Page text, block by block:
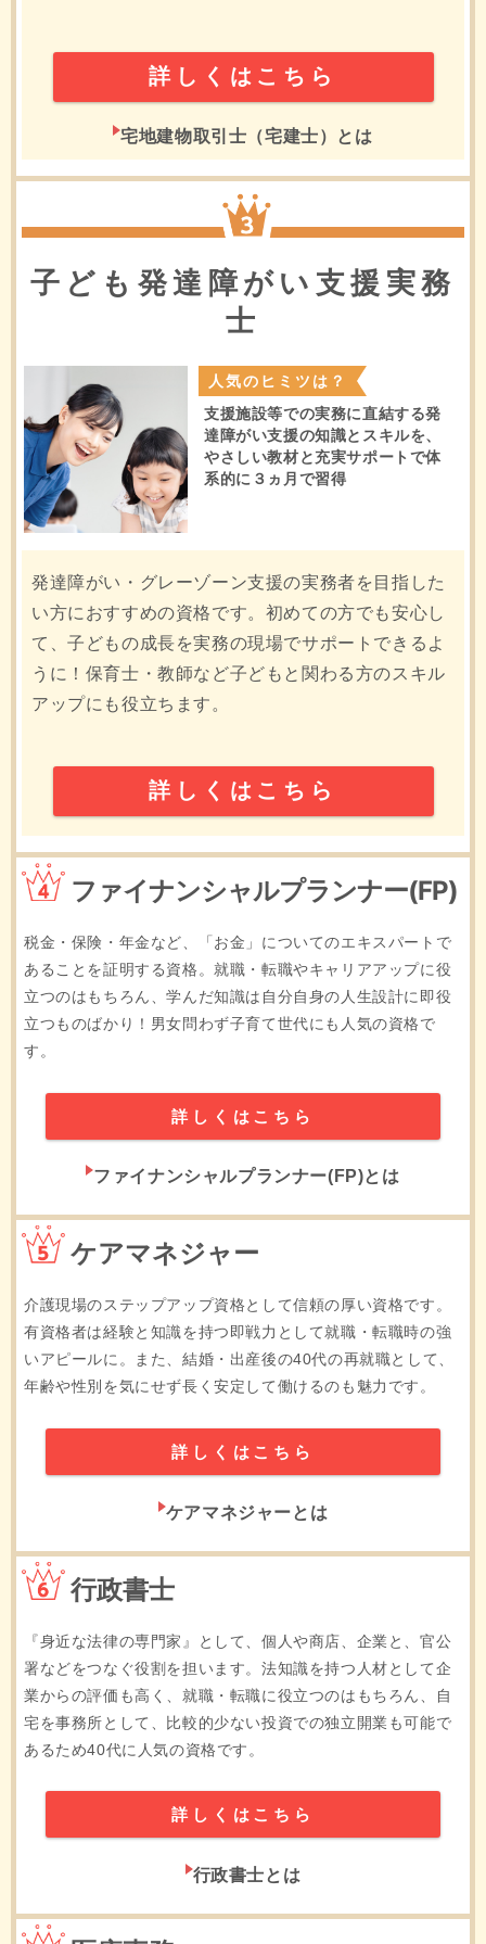
詳しくはこちら
宅地建物取引士（宅建士）とは
子ども発達障がい支援実務
士
人気のヒミツは？
支援施設等での実務に直結する発
達障がい支援の知識とスキルを、
やさしい教材と充実サポートで体
系的に３ヵ月で習得
発達障がい・グレーゾーン支援の実務者を目指した
い方におすすめの資格です。初めての方でも安心し
て、子どもの成長を実務の現場でサポートできるよ
うに！保育士・教師など子どもと関わる方のスキル
アップにも役立ちます。
詳しくはこちら
ファイナンシャルプランナー(FP)
税金・保険・年金など、「お金」についてのエキスパートで
あることを証明する資格。就職・転職やキャリアアップに役
立つのはもちろん、学んだ知識は自分自身の人生設計に即役
立つものばかり！男女問わず子育て世代にも人気の資格で
す。
詳しくはこちら
ファイナンシャルプランナー(FP)とは
ケアマネジャー
介護現場のステップアップ資格として信頼の厚い資格です。
有資格者は経験と知識を持つ即戦力として就職・転職時の強
いアピールに。また、結婚・出産後の40代の再就職として、
年齢や性別を気にせず長く安定して働けるのも魅力です。
詳しくはこちら
ケアマネジャーとは
行政書士
『身近な法律の専門家』として、個人や商店、企業と、官公
署などをつなぐ役割を担います。法知識を持つ人材として企
業からの評価も高く、就職・転職に役立つのはもちろん、自
宅を事務所として、比較的少ない投資での独立開業も可能で
あるため40代に人気の資格です。
詳しくはこちら
行政書士とは